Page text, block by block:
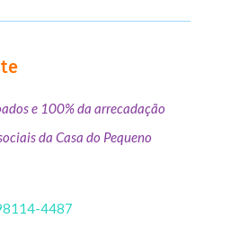
e 100% da arrecadação
da Casa do Pequeno
4487